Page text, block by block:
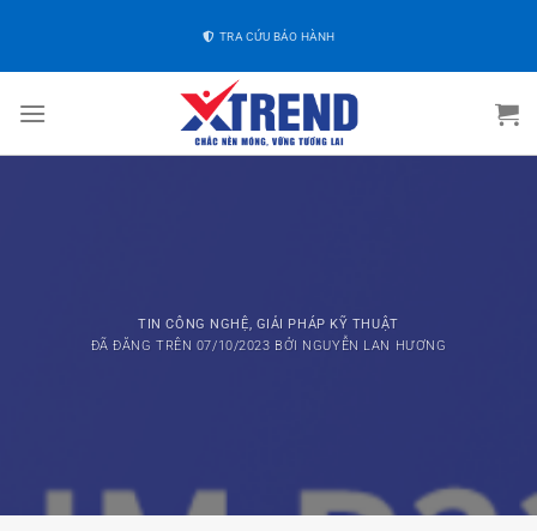
TRA CỨU BẢO HÀNH
TIN CÔNG NGHỆ, GIẢI PHÁP KỸ THUẬT
ĐÃ ĐĂNG TRÊN 07/10/2023 BỞI NGUYỄN LAN HƯƠNG